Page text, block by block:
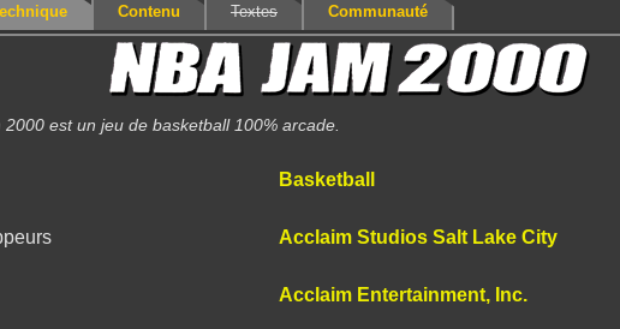
Contenu Textes Communauté
2000 est un jeu de basketball 100% arcade.
Basketball
Acclaim Studios Salt Lake City
Acclaim Entertainment, Inc.